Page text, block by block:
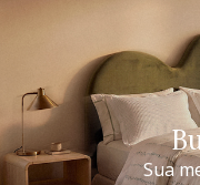
Sua